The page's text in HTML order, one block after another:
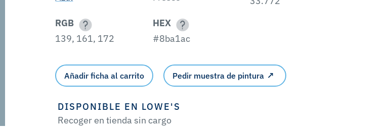
RGB
139, 161, 172
HEX
#8ba1ac
Añadir ficha al carrito Pedir muestra de pintura
DISPONIBLE EN LOWE'S
Recoger en tienda sin cargo